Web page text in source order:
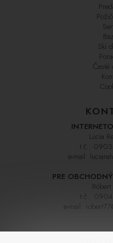
Ski
Časté
Lucia
t.č.:
e-mail:
PRE
t.č.:
e-mail: